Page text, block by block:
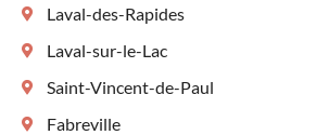
Laval-des-Rapides
Laval-sur-le-Lac
Saint-Vincent-de-Paul
Fabreville